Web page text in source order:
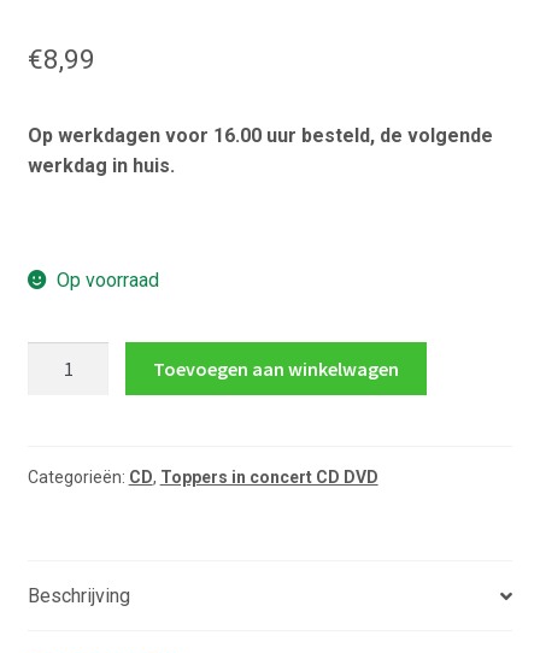
€8,99
Op werkdagen voor 16.00 uur besteld, de volgende
werkdag in huis.
Op voorraad
2010
Toevoegen aan winkelwagen
Categorieën: CD, Toppers in concert CD DVD
Beschrijving